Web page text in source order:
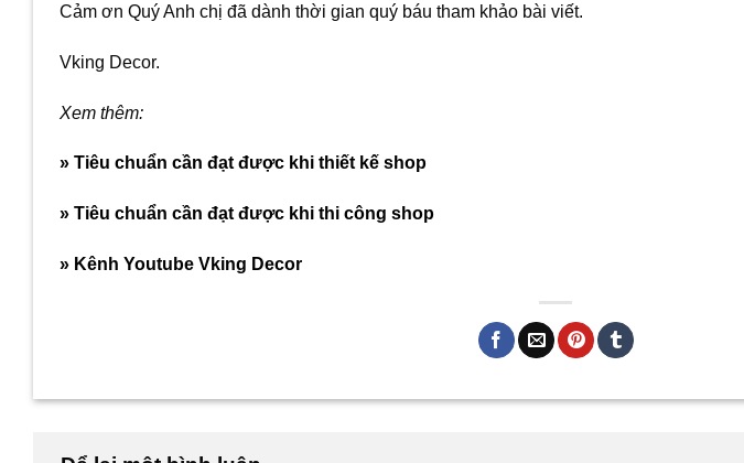
Cảm ơn Quý Anh chị đã dành thời gian quý báu tham khảo bài viết.
Vking Decor.
Xem thêm:
» Tiêu chuẩn cần đạt được khi thiết kế shop
» Tiêu chuẩn cần đạt được khi thi công shop
» Kênh Youtube Vking Decor